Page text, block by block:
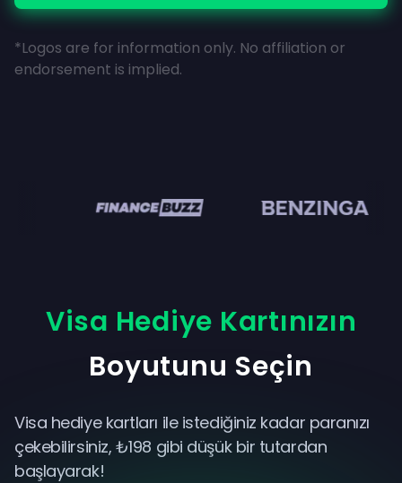
*Logos are for information only. No affiliation or
endorsement is implied.
Visa Hediye Kartınızın
Boyutunu Seçin
Visa hediye kartları ile istediğiniz kadar paranızı
çekebilirsiniz, ₺198 gibi düşük bir tutardan
başlayarak!